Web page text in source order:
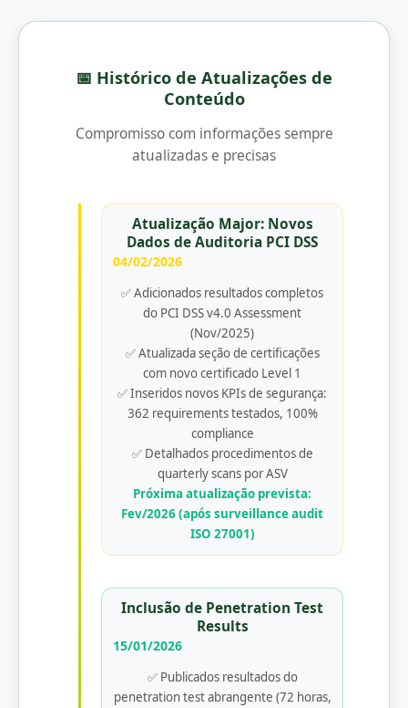
📅 Histórico de Atualizações de
Conteúdo
Compromisso com informações sempre
atualizadas e precisas
Atualização Major: Novos
Dados de Auditoria PCI DSS
04/02/2026
✅ Adicionados resultados completos
do PCI DSS v4.0 Assessment
(Nov/2025)
✅ Atualizada seção de certificações
com novo certificado Level 1
✅ Inseridos novos KPIs de segurança:
362 requirements testados, 100%
compliance
✅ Detalhados procedimentos de
quarterly scans por ASV
Próxima atualização prevista:
Fev/2026 (após surveillance audit
ISO 27001)
Inclusão de Penetration Test
Results
15/01/2026
✅ Publicados resultados do
penetration test abrangente (72 horas,